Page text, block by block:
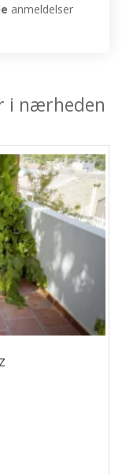
anmeldelser
i nærheden